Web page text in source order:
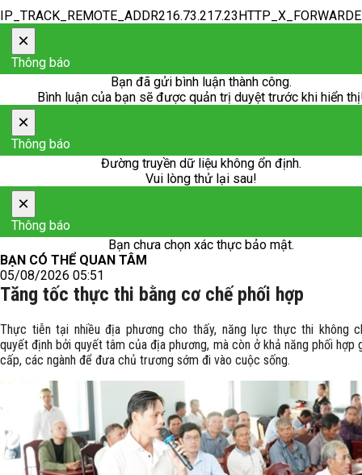
×
Thông báo
Bạn đã gửi bình luận thành công.
Bình luận của bạn sẽ được quản trị duyệt trước khi hiển
×
Thông báo
Đường truyền dữ liệu không ổn định.
Vui lòng thử lại sau!
×
Thông báo
Bạn chưa chọn xác thực bảo mật.
BẠN CÓ THỂ QUAN TÂM
05/08/2026 05:51
Tăng tốc thực thi bằng cơ chế phối hợp
Thực tiễn tại nhiều địa phương cho thấy, năng lực thực thi không
quyết định bởi quyết tâm của địa phương, mà còn ở khả năng phối hợp
cấp, các ngành để đưa chủ trương sớm đi vào cuộc sống.